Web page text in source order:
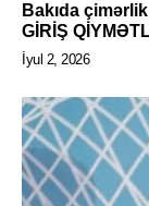
Bakıda
GİRİŞ
İyul 2, 2026